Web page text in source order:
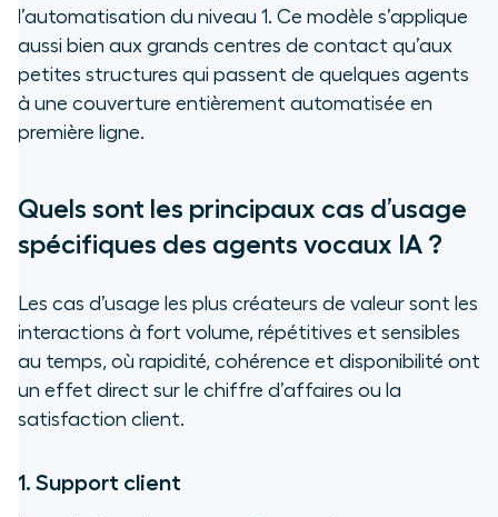
l’automatisation du niveau 1. Ce modèle s’applique
aussi bien aux grands centres de contact qu’aux
petites structures qui passent de quelques agents
à une couverture entièrement automatisée en
première ligne.
Quels sont les principaux cas d’usage
spécifiques des agents vocaux IA ?
Les cas d’usage les plus créateurs de valeur sont les
interactions à fort volume, répétitives et sensibles
au temps, où rapidité, cohérence et disponibilité ont
un effet direct sur le chiffre d’affaires ou la
satisfaction client.
1. Support client